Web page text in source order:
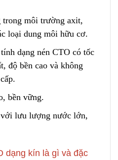
trong môi trường axit,
loại dung môi hữu cơ.
dạng nén CTO có tốc
độ bền cao và không
bền vững.
lưu lượng nước lớn,
dạng kín là gì và đặc